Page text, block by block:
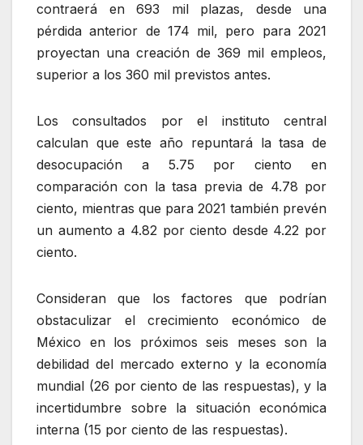
contraerá en 693 mil plazas, desde una
pérdida anterior de 174 mil, pero para 2021
proyectan una creación de 369 mil empleos,
superior a los 360 mil previstos antes.
Los consultados por el instituto central
calculan que este año repuntará la tasa de
desocupación a 5.75 por ciento en
comparación con la tasa previa de 4.78 por
ciento, mientras que para 2021 también prevén
un aumento a 4.82 por ciento desde 4.22 por
ciento.
Consideran que los factores que podrían
obstaculizar el crecimiento económico de
México en los próximos seis meses son la
debilidad del mercado externo y la economía
mundial (26 por ciento de las respuestas), y la
incertidumbre sobre la situación económica
interna (15 por ciento de las respuestas).